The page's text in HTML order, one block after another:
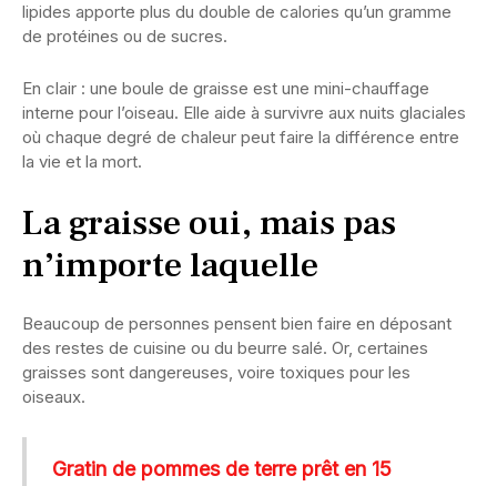
lipides apporte plus du double de calories qu’un gramme
de protéines ou de sucres.
En clair : une boule de graisse est une mini-chauffage
interne pour l’oiseau. Elle aide à survivre aux nuits glaciales
où chaque degré de chaleur peut faire la différence entre
la vie et la mort.
La graisse oui, mais pas
n’importe laquelle
Beaucoup de personnes pensent bien faire en déposant
des restes de cuisine ou du beurre salé. Or, certaines
graisses sont dangereuses, voire toxiques pour les
oiseaux.
Gratin de pommes de terre prêt en 15